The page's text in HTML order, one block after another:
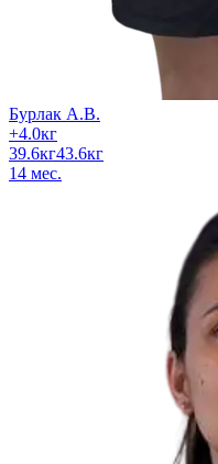
Бурлак А.В.
+4.0кг
39.6кг43.6кг
14 мес.